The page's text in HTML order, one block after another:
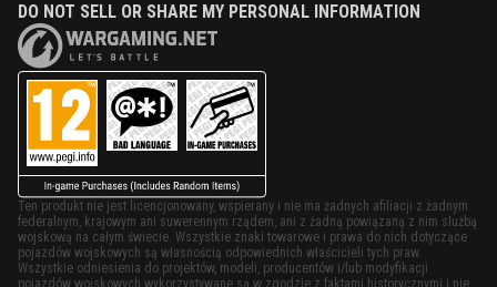
DO NOT SELL OR SHARE MY PERSONAL INFORMATION
Ten produkt nie jest licencjonowany, wspierany i nie ma żadnych afiliacji z żadnym
federalnym, krajowym ani suwerennym rządem, ani z żadną powiązaną z nim służbą
wojskową na całym świecie. Wszystkie znaki towarowe i prawa do nich dotyczące
pojazdów wojskowych są własnością odpowiednich właścicieli tych praw.
Wszystkie odniesienia do projektów, modeli, producentów i/lub modyfikacji
pojazdów wojskowych wykorzystywane są w zgodzie z faktami historycznymi i nie